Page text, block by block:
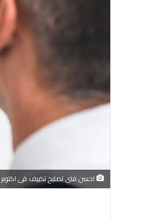
احسن فنى تصليح تكييف فى اكتوبر